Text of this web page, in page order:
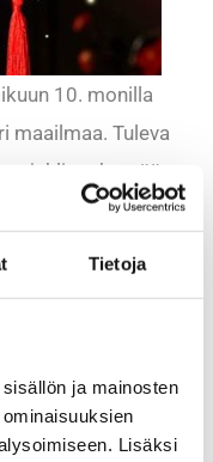
Tietoja
ja mainosten
Lisäksi
10. monilla
maailmaa. Tuleva
juhlinta kestää
tervetulleeksi ja